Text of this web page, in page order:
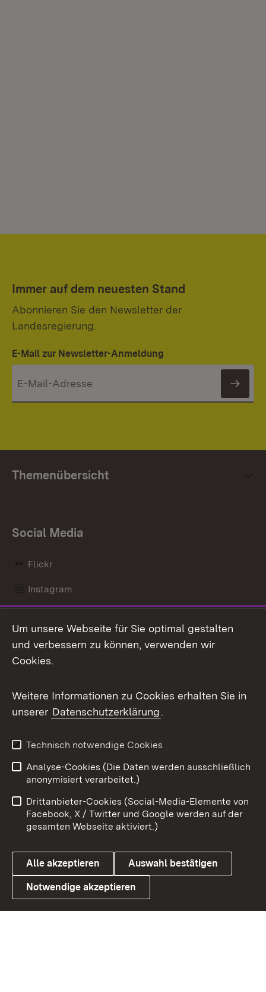
Immer auf dem neuesten Stand
Abonnieren Sie den Newsletter der
Landesregierung.
E-Mail zur Newsletter-Anmeldung
Themenübersicht
Social Media
Flickr
Instagram
Mastodon
Messenger
Social Wall
X / Twitter
Youtube
Link zum Landesportal
Benutzungshinweise
Barrierefreiheit
Datenschutz
Cookies
Um unsere Webseite für Sie optimal gestalten
und verbessern zu können, verwenden wir
Cookies.
Weitere Informationen zu Cookies erhalten Sie in
unserer Datenschutzerklärung.
Technisch notwendige Cookies
Analyse-Cookies (Die Daten werden ausschließlich
anonymisiert verarbeitet.)
Drittanbieter-Cookies (Social-Media-Elemente von
Facebook, X / Twitter und Google werden auf der
gesamten Webseite aktiviert.)
Alle akzeptieren Auswahl bestätigen
Notwendige akzeptieren